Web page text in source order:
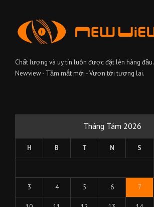
Chất lượng và uy tín luôn được đặt lên hàng đầu.
Newview - Tầm mắt mới - Vươn tới tương lai.
Tháng Tám 2026
H B T N S
3 4 5 6 7